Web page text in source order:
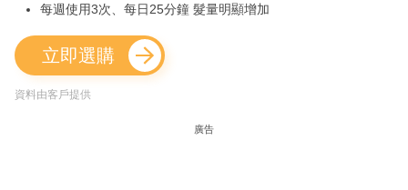
每週使用3次、每日25分鐘 髮量明顯增加
立即選購
資料由客戶提供
廣告